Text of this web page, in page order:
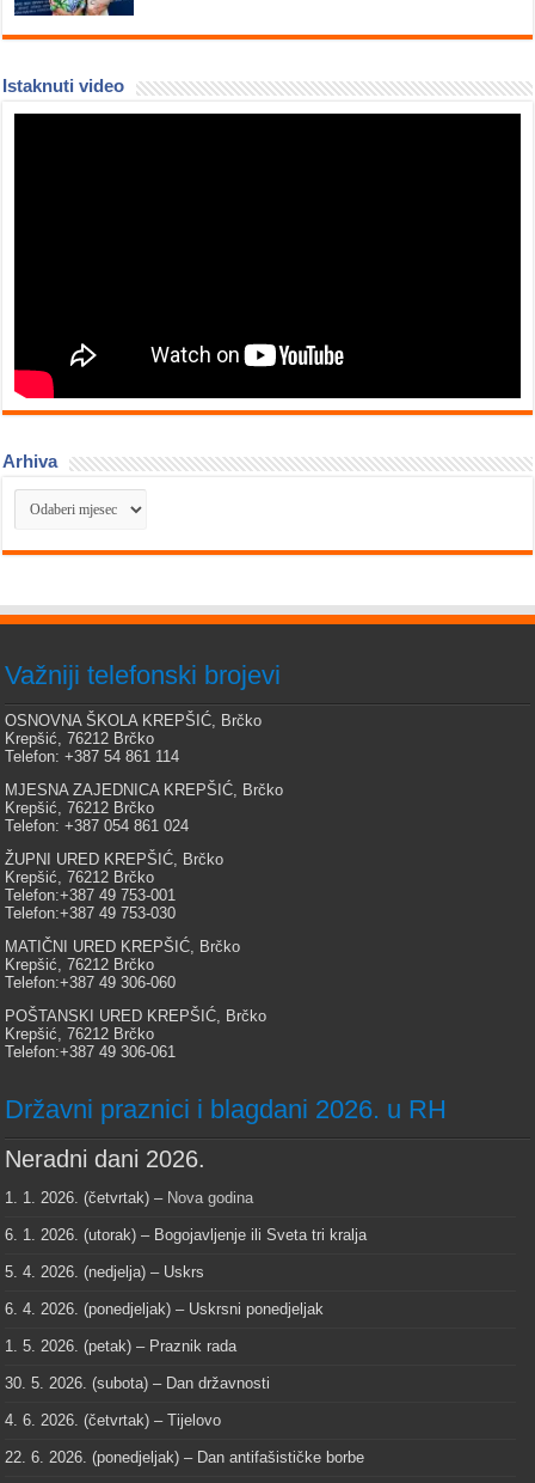
Istaknuti video
Arhiva
Arhiva
Važniji telefonski brojevi
OSNOVNA ŠKOLA KREPŠIĆ, Brčko
Krepšić, 76212 Brčko
Telefon: +387 54 861 114
MJESNA ZAJEDNICA KREPŠIĆ, Brčko
Krepšić, 76212 Brčko
Telefon: +387 054 861 024
ŽUPNI URED KREPŠIĆ, Brčko
Krepšić, 76212 Brčko
Telefon:+387 49 753-001
Telefon:+387 49 753-030
MATIČNI URED KREPŠIĆ, Brčko
Krepšić, 76212 Brčko
Telefon:+387 49 306-060
POŠTANSKI URED KREPŠIĆ, Brčko
Krepšić, 76212 Brčko
Telefon:+387 49 306-061
Državni praznici i blagdani 2026. u RH
Neradni dani 2026.
1. 1. 2026. (četvrtak) – Nova godina
6. 1. 2026. (utorak) – Bogojavljenje ili Sveta tri kralja
5. 4. 2026. (nedjelja) – Uskrs
6. 4. 2026. (ponedjeljak) – Uskrsni ponedjeljak
1. 5. 2026. (petak) – Praznik rada
30. 5. 2026. (subota) – Dan državnosti
4. 6. 2026. (četvrtak) – Tijelovo
22. 6. 2026. (ponedjeljak) – Dan antifašističke borbe